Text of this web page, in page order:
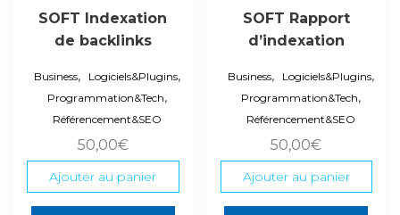
SOFT Indexation
de backlinks
Business, Logiciels&Plugins,
Programmation&Tech,
Référencement&SEO
50,00€
Ajouter au panier
SOFT Rapport
d’indexation
Business, Logiciels&Plugins,
Programmation&Tech,
Référencement&SEO
50,00€
Ajouter au panier